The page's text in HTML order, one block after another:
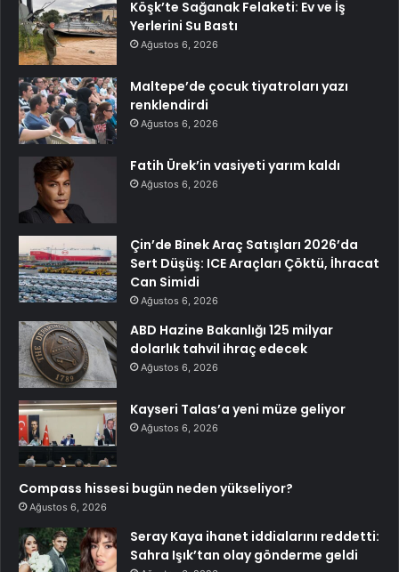
Köşk’te Sağanak Felaketi: Ev ve İş
Yerlerini Su Bastı
Ağustos 6, 2026
Maltepe’de çocuk tiyatroları yazı
renklendirdi
Ağustos 6, 2026
Fatih Ürek’in vasiyeti yarım kaldı
Ağustos 6, 2026
Çin’de Binek Araç Satışları 2026’da
Sert Düşüş: ICE Araçları Çöktü, İhracat
Can Simidi
Ağustos 6, 2026
ABD Hazine Bakanlığı 125 milyar
dolarlık tahvil ihraç edecek
Ağustos 6, 2026
Kayseri Talas’a yeni müze geliyor
Ağustos 6, 2026
Compass hissesi bugün neden yükseliyor?
Ağustos 6, 2026
Seray Kaya ihanet iddialarını reddetti:
Sahra Işık’tan olay gönderme geldi